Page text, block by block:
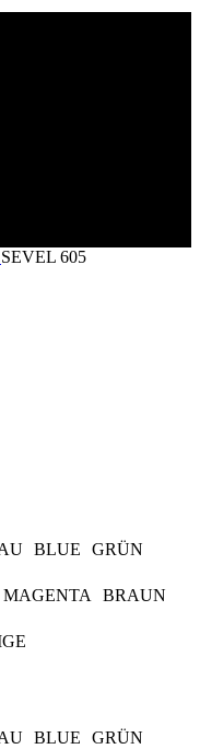
SEVEL 605
BLUE GRÜN
MAGENTA BRAUN
BLUE GRÜN